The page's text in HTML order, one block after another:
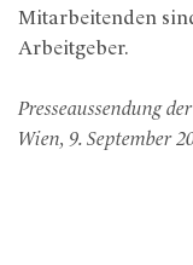
Mitarbeitenden
Arbeitgeber.
Presseaussendung
Wien, 9. September